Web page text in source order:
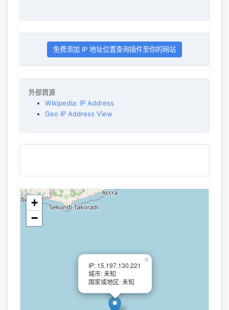
免费添加 IP 地址位置查询插件至你的网站
外部資源
Wikipedia: IP Address
Geo IP Address View
IP: 15.197.130.221
城市: 未知
国家或地区: 未知
×
+
−